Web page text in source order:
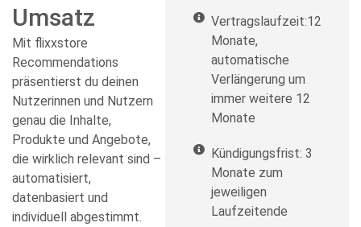
Umsatz
Mit flixxstore
Recommendations
präsentierst du deinen
Nutzerinnen und Nutzern
genau die Inhalte,
Produkte und Angebote,
die wirklich relevant sind –
automatisiert,
datenbasiert und
individuell abgestimmt.
Vertragslaufzeit:12
Monate,
automatische
Verlängerung um
immer weitere 12
Monate
Kündigungsfrist: 3
Monate zum
jeweiligen
Laufzeitende